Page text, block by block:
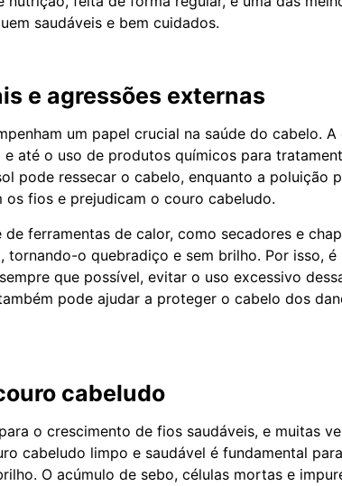
saudáveis e bem cuidados.
e agressões externas
um papel crucial na saúde do cabelo. A
até o uso de produtos químicos para
pode ressecar o cabelo, enquanto a poluição
os fios e prejudicam o couro cabeludo.
ferramentas de calor, como secadores e
tornando-o quebradiço e sem brilho. Por isso,
que possível, evitar o uso excessivo
pode ajudar a proteger o cabelo dos
cabeludo
o crescimento de fios saudáveis, e muitas
cabeludo limpo e saudável é fundamental
O acúmulo de sebo, células mortas e